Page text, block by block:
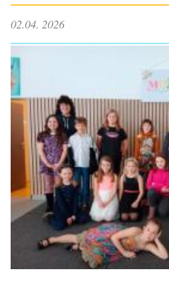
02.04. 2026